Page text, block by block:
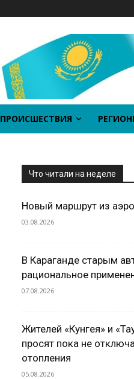
ПРОИСШЕСТВИЯ
Что читали на неделе
Новый маршрут из
03.08.2026
В Караганде старым
рациональное
07.08.2026
Жителей «Кунгея» и
просят пока не
отопления
05.08.2026